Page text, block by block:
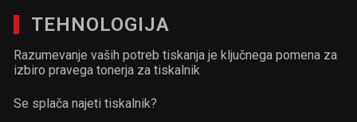
TEHNOLOGIJA
Razumevanje vaših potreb tiskanja je ključnega pomena za
izbiro pravega tonerja za tiskalnik
Se splača najeti tiskalnik?